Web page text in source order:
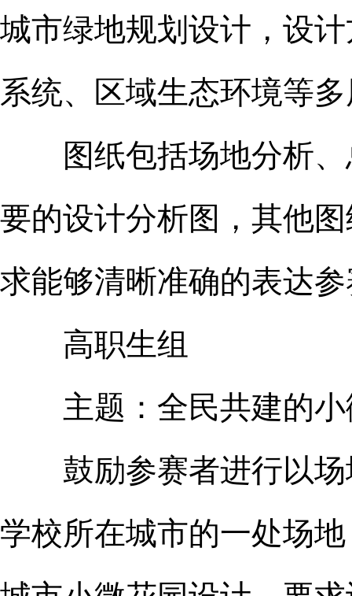
城市绿地规划设计，设
系统、区域生态环境等
图纸包括场地分析、
要的设计分析图，其他
求能够清晰准确的表达
高职生组
主题：全民共建的小
鼓励参赛者进行以场
学校所在城市的一处场